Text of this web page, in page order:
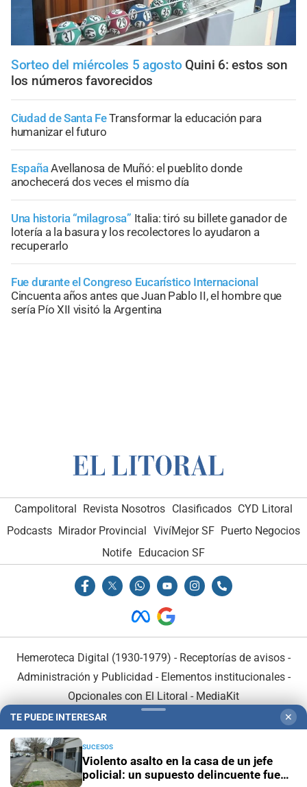
Sorteo del miércoles 5 agosto Quini 6: estos son
los números favorecidos
Ciudad de Santa FeTransformar la educación para
humanizar el futuro
EspañaAvellanosa de Muñó: el pueblito donde
anochecerá dos veces el mismo día
Una historia “milagrosa” Italia: tiró su billete ganador de
lotería a la basura y los recolectores lo ayudaron a
recuperarlo
Fue durante el Congreso Eucarístico Internacional
Cincuenta años antes que Juan Pablo II, el hombre que
sería Pío XII visitó la Argentina
Campolitoral Revista Nosotros Clasificados CYD Litoral
Podcasts Mirador Provincial VivíMejor SF Puerto Negocios
Notife Educacion SF
Hemeroteca Digital (1930-1979) - Receptorías de avisos -
Administración y Publicidad - Elementos institucionales-
Opcionales con El Litoral - MediaKit
TE PUEDE INTERESAR ✕
SUCESOS
Violento asalto en la casa de un jefe
policial: un supuesto delincuente fue